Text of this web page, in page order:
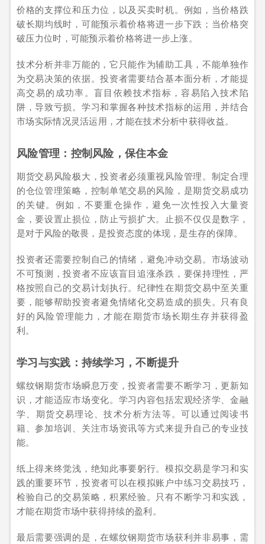
价格的支撑位和压力位，以及买卖时机。例如，当价格跌
破长期均线时，可能预示着价格将进一步下跌；当价格突
破压力位时，可能预示着价格将进一步上涨。
技术分析并非万能的，它只能作为辅助工具，不能单独作
为交易决策的依据。投资者需要结合基本面分析，才能提
高交易的成功率。盲目依赖技术指标，容易陷入技术陷
阱，导致亏损。学习和掌握各种技术指标的运用，并结合
市场实际情况灵活运用，才能在技术分析中获得收益。
风险管理：控制风险，保住本金
期货交易风险极大，投资者必须重视风险管理。制定合理
的仓位管理策略，控制单笔交易的风险，是期货交易成功
的关键。例如，不要重仓操作，避免一次性投入大量资
金，要设置止损位，防止亏损扩大。止损不仅仅是数字，
是对于风险的敬畏，是投资态度的体现，是生存的保障。
投资者还需要控制自己的情绪，避免冲动交易。市场波动
不可预测，投资者不应该盲目追涨杀跌，要保持理性，严
格按照自己的交易计划执行。纪律性在期货交易中至关重
要，能够帮助投资者避免情绪化交易造成的损失。只有良
好的风险管理能力，才能在期货市场长期生存并获得盈
利。
学习与实践：持续学习，不断提升
螺纹钢期货市场瞬息万变，投资者需要不断学习，更新知
识，才能适应市场变化。学习内容包括宏观经济学、金融
学、期货交易理论、技术分析方法等。可以通过阅读书
籍、参加培训、关注市场资讯等方式来提升自己的专业技
能。
纸上得来终觉浅，绝知此事要躬行。模拟交易是学习和实
践的重要环节，投资者可以在模拟账户中练习交易技巧，
检验自己的交易策略，积累经验。只有不断学习和实践，
才能在期货市场中获得持续的盈利。
最后需要强调的是，在螺纹钢期货市场获利并非易事，需